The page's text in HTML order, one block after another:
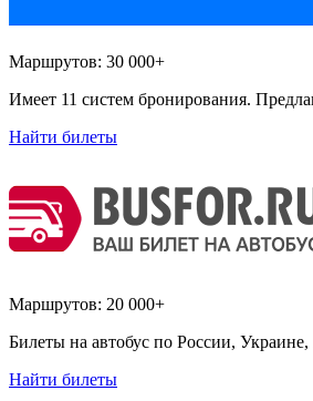
Маршрутов: 30 000+
Имеет 11 систем бронирования.
Найти билеты
Маршрутов: 20 000+
Билеты на автобус по России,
Найти билеты